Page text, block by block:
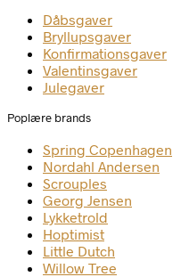
Dåbsgaver
Bryllupsgaver
Konfirmationsgaver
Valentinsgaver
Julegaver
Poplære brands
Spring Copenhagen
Nordahl Andersen
Scrouples
Georg Jensen
Lykketrold
Hoptimist
Little Dutch
Willow Tree